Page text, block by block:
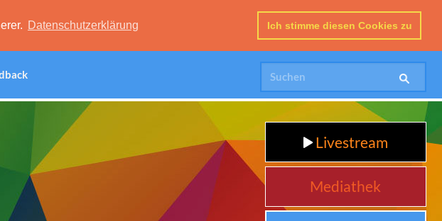
Datenschutzerklärung Ich stimme diesen Cookies zu
Livestream
Mediathek